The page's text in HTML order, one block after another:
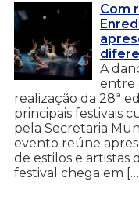
Com
A
entre
realização da 28ª
principais festivais
pela Secretaria
evento reúne
de estilos e artistas
festival chega em